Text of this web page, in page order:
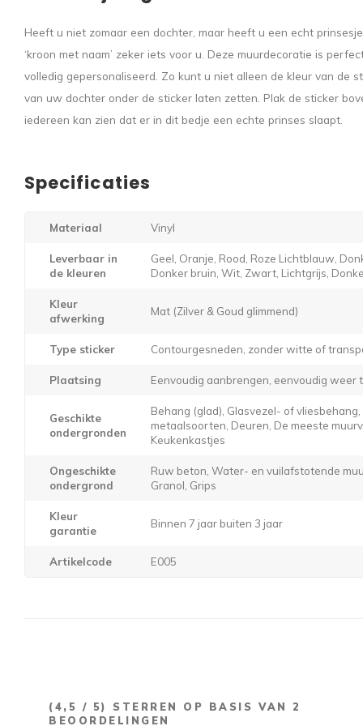
Heeft u niet zomaar een dochter, maar heeft u een echt
‘kroon met naam’ zeker iets voor u. Deze muurdecoratie is
volledig gepersonaliseerd. Zo kunt u niet alleen de kleur van de
van uw dochter onder de sticker laten zetten. Plak de sticker
iedereen kan zien dat er in dit bedje een echte prinses slaapt.
Specificaties
Materiaal Vinyl
Leverbaar in
de kleuren
Geel, Oranje, Rood, Roze Lichtblauw,
Donker bruin, Wit, Zwart, Lichtgrijs,
Kleur
afwerking
Mat (Zilver & Goud glimmend)
Type sticker Contourgesneden, zonder witte of
Plaatsing Eenvoudig aanbrengen, eenvoudig weer
Geschikte
ondergronden
Behang (glad), Glasvezel- of
metaalsoorten, Deuren, De meeste
Keukenkastjes
Ongeschikte
ondergrond
Ruw beton, Water- en vuilafstotende
Granol, Grips
Kleur
garantie
Binnen 7 jaar buiten 3 jaar
Artikelcode E005
(4,5 / 5) STERREN OP BASIS VAN 2
BEOORDELINGEN